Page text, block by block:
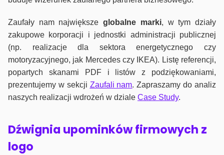
Zaufały nam największeglobalne marki, w tym działy
zakupowe korporacji i jednostki administracji publicznej
(np. realizacje dla sektora energetycznego czy
motoryzacyjnego, jak Mercedes czy IKEA). Listę referencji,
popartych skanami PDF i listów z podziękowaniami,
prezentujemy w sekcji Zaufali nam. Zapraszamy do analiz
naszych realizacji wdrożeń w dziale Case Study.
Dźwignia upominków firmowych z
logo